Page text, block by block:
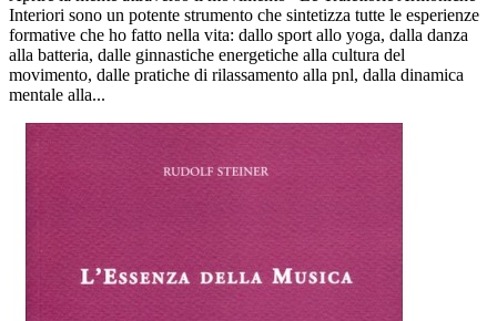
Interiori sono un potente strumento che sintetizza tutte le esperienze
formative che ho fatto nella vita: dallo sport allo yoga, dalla danza
alla batteria, dalle ginnastiche energetiche alla cultura del
movimento, dalle pratiche di rilassamento alla pnl, dalla dinamica
mentale alla...